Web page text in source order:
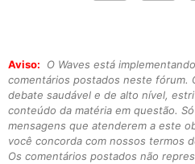
Aviso:
O Waves está
comentários postados neste fórum.
debate saudável e de alto nível,
conteúdo da matéria em questão.
mensagens que atenderem a este
você concorda com nossos termos
Os comentários postados não